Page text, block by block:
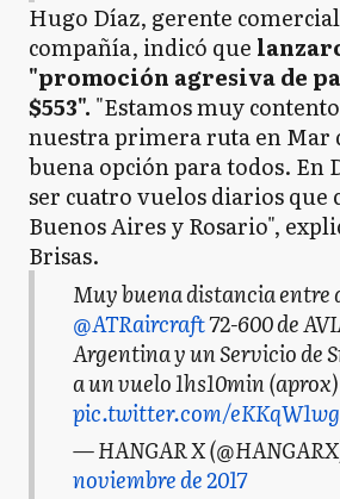
Hugo Díaz, gerente
compañía, indicó que
"promoción agresiva de
$553". "Estamos muy
nuestra primera ruta en Mar
buena opción para todos. En
ser cuatro vuelos diarios que
Buenos Aires y Rosario",
Brisas.
Muy buena distancia entre
@ATRaircraft72-600 de
Argentina y un Servicio de
a un vuelo 1hs10min (aprox)
pic.twitter.com/
— HANGAR X
noviembre de 2017